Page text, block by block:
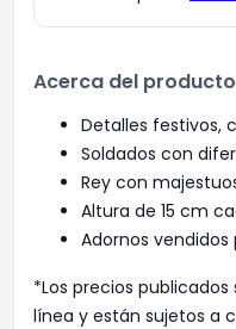
Acerca del producto
Detalles festivos,
Soldados con
Rey con
Altura de 15 cm
Adornos vendidos
*Los precios
línea y están sujetos a